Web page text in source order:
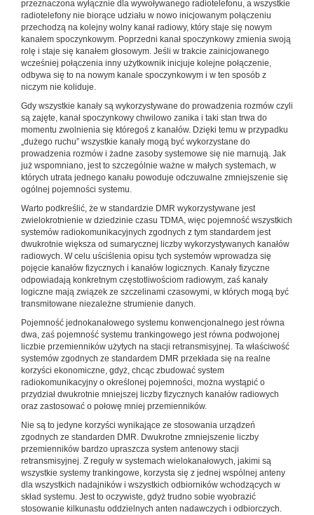
przeznaczona wyłącznie dla wywoływanego radiotelefonu, a wszystkie
radiotelefony nie biorące udziału w nowo inicjowanym połączeniu
przechodzą na kolejny wolny kanał radiowy, który staje się nowym
kanałem spoczynkowym. Poprzedni kanał spoczynkowy zmienia swoją
rolę i staje się kanałem głosowym. Jeśli w trakcie zainicjowanego
wcześniej połączenia inny użytkownik inicjuje kolejne połączenie,
odbywa się to na nowym kanale spoczynkowym i w ten sposób z
niczym nie koliduje.
Gdy wszystkie kanały są wykorzystywane do prowadzenia rozmów czyli
są zajęte, kanał spoczynkowy chwilowo zanika i taki stan trwa do
momentu zwolnienia się któregoś z kanałów. Dzięki temu w przypadku
„dużego ruchu” wszystkie kanały mogą być wykorzystane do
prowadzenia rozmów i żadne zasoby systemowe się nie marnują. Jak
już wspomniano, jest to szczególnie ważne w małych systemach, w
których utrata jednego kanału powoduje odczuwalne zmniejszenie się
ogólnej pojemności systemu.
Warto podkreślić, że w standardzie DMR wykorzystywane jest
zwielokrotnienie w dziedzinie czasu TDMA, więc pojemność wszystkich
systemów radiokomunikacyjnych zgodnych z tym standardem jest
dwukrotnie większa od sumarycznej liczby wykorzystywanych kanałów
radiowych. W celu uściślenia opisu tych systemów wprowadza się
pojęcie kanałów fizycznych i kanałów logicznych. Kanały fizyczne
odpowiadają konkretnym częstotliwościom radiowym, zaś kanały
logiczne mają związek ze szczelinami czasowymi, w których mogą być
transmitowane niezależne strumienie danych.
Pojemność jednokanałowego systemu konwencjonalnego jest równa
dwa, zaś pojemność systemu trankingowego jest równa podwojonej
liczbie przemienników użytych na stacji retransmisyjnej. Ta właściwość
systemów zgodnych ze standardem DMR przekłada się na realne
korzyści ekonomiczne, gdyż, chcąc zbudować system
radiokomunikacyjny o określonej pojemności, można wystąpić o
przydział dwukrotnie mniejszej liczby fizycznych kanałów radiowych
oraz zastosować o połowę mniej przemienników.
Nie są to jedyne korzyści wynikające ze stosowania urządzeń
zgodnych ze standarden DMR. Dwukrotne zmniejszenie liczby
przemienników bardzo upraszcza system antenowy stacji
retransmisyjnej. Z reguły w systemach wielokanałowych, jakimi są
wszystkie systemy trankingowe, korzysta się z jednej wspólnej anteny
dla wszystkich nadajników i wszystkich odbiorników wchodzących w
skład systemu. Jest to oczywiste, gdyż trudno sobie wyobrazić
stosowanie kilkunastu oddzielnych anten nadawczych i odbiorczych.